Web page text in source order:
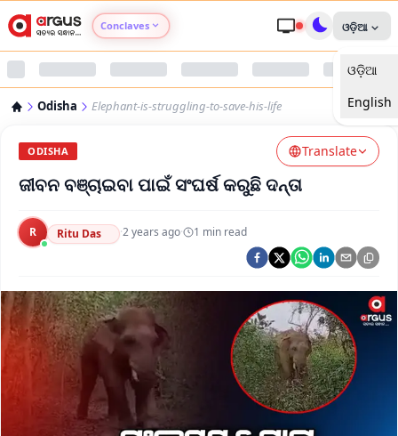
Conclaves
Argus Nari Shakti
Argus Swaad Odisha
Argus Chalo Dekhein Apna Desh
ଓଡ଼ିଆ
ଓଡ଼ିଆ
English
Odisha Elephant-is-struggling-to-save-his-life
ODISHA Translate
ଜୀବନ ବଞ୍ଚାଇବା ପାଇଁ ସଂଘର୍ଷ କରୁଛି ଦନ୍ତା
R Ritu Das ·2 years ago· 1 min read